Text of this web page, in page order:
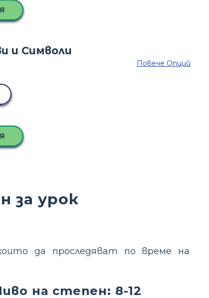
Повече Опций
за урок
да проследяват по време на
на степен: 8-12